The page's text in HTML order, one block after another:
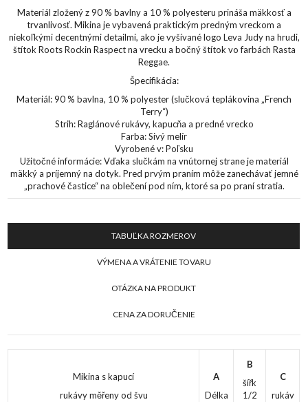
Materiál zložený z 90 % bavlny a 10 % polyesteru prináša mäkkosť a
trvanlivosť. Mikina je vybavená praktickým predným vreckom a
niekoľkými decentnými detailmi, ako je vyšívané logo Leva Judy na hrudi,
štítok Roots Rockin Raspect na vrecku a bočný štítok vo farbách Rasta
Reggae.
Špecifikácia:
Materiál: 90 % bavlna, 10 % polyester (slučková teplákovina „French
Terry“)
Strih: Raglánové rukávy, kapucňa a predné vrecko
Farba: Sivý melír
Vyrobené v: Poľsku
Užitočné informácie: Vďaka slučkám na vnútornej strane je materiál
mäkký a príjemný na dotyk. Pred prvým praním môže zanechávať jemné
„prachové častice“ na oblečení pod ním, ktoré sa po praní stratia.
TABUĽKA ROZMEROV
VÝMENA A VRÁTENIE TOVARU
OTÁZKA NA PRODUKT
CENA ZA DORUČENIE
Mikina s kapucí
rukávy měřeny od švu
A
Délka
B
šířk
1/2
C
rukáv